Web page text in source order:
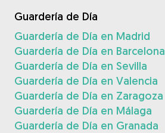
Guardería de Día
Guardería de Día en Madrid
Guardería de Día en Barcelona
Guardería de Día en Sevilla
Guardería de Día en Valencia
Guardería de Día en Zaragoza
Guardería de Día en Málaga
Guardería de Día en Granada